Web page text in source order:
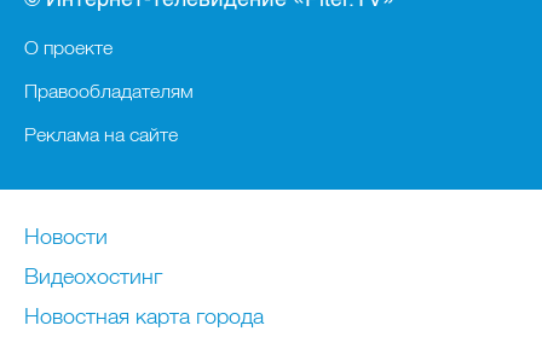
О проекте
Правообладателям
Реклама на сайте
Новости
Видеохостинг
Новостная карта города